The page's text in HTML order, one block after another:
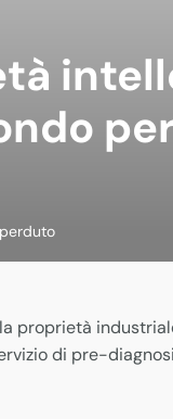
proprietà
di pre-